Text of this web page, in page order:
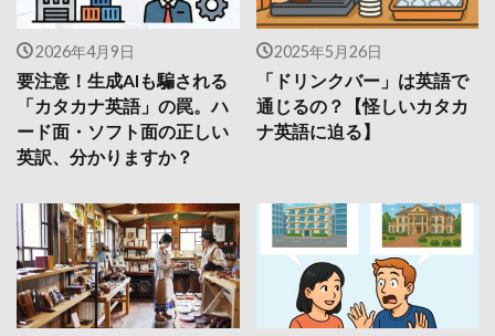
2026年4月9日
要注意！生成AIも騙される
「カタカナ英語」の罠。ハ
ード面・ソフト面の正しい
英訳、分かりますか？
2025年5月26日
「ドリンクバー」は英語で
通じるの？【怪しいカタカ
ナ英語に迫る】